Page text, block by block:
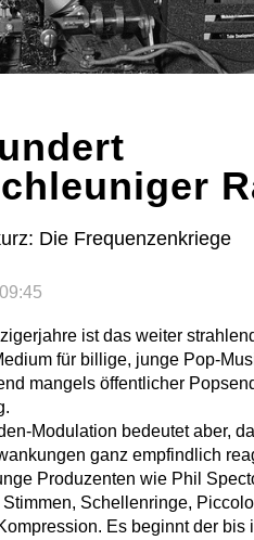
Die Frequenzenkriege
ist das weiter
für billige, junge Pop-
mangels öffentlicher
Modulation bedeutet aber,
ganz empfindlich
Produzenten wie Phil
Schellenringe,
Es beginnt der bis